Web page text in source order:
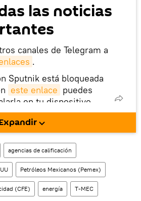
las noticias
canales de Telegram a
.
Sputnik está bloqueada
este enlace puedes
en tu dispositivo
cuenta en la red
agencias de calificación
Petróleos Mexicanos (Pemex)
(CFE) energía T-MEC